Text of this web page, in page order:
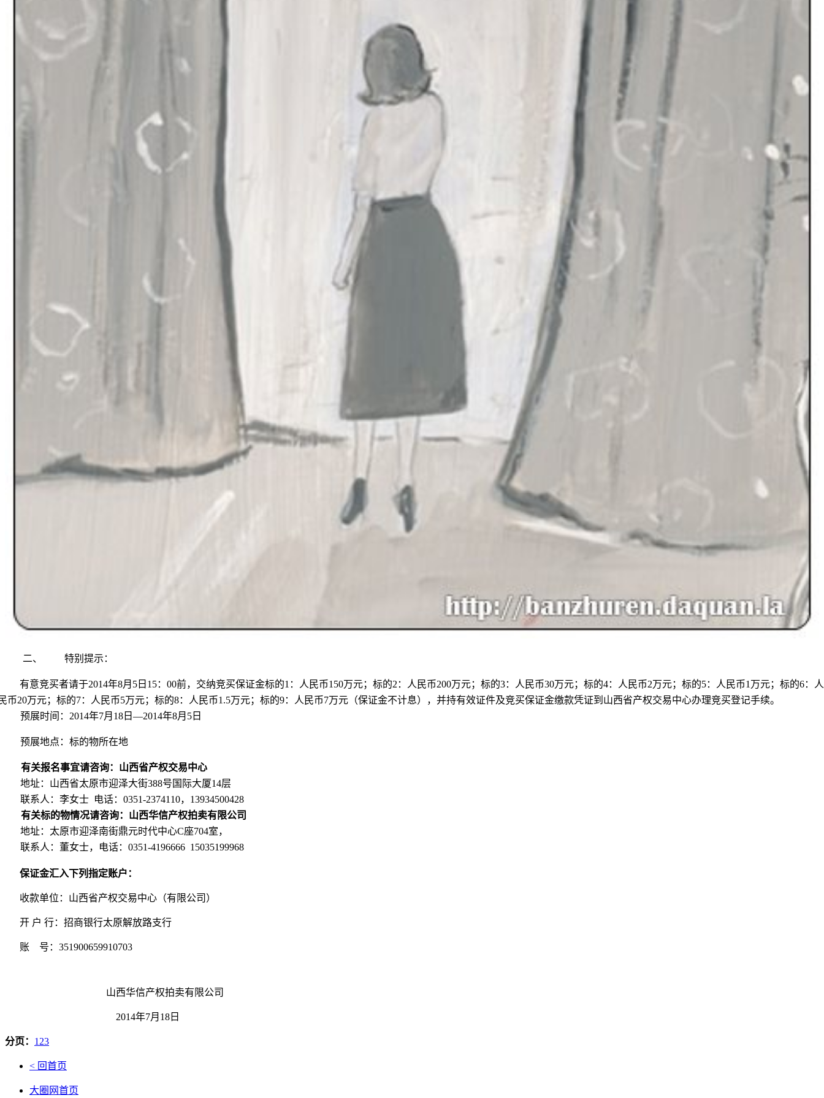
二、 特别提示：
有意竞买者请于2014年8月5日15：00前，交纳竞买保证金标的1：人民币150万元；标的2：人民币200万元；标的3：人民币30万元；标的4：人民币2万元；标的5：人民币1万元；标的6：人
币20万元；标的7：人民币5万元；标的8：人民币1.5万元；标的9：人民币7万元（保证金不计息），并持有效证件及竞买保证金缴款凭证到山西省产权交易中心办理竞买登记手续。
预展时间：2014年7月18日—2014年8月5日
预展地点：标的物所在地
有关报名事宜请咨询：山西省产权交易中心
地址：山西省太原市迎泽大街388号国际大厦14层
联系人：李女士 电话：0351-2374110，13934500428
有关标的物情况请咨询：山西华信产权拍卖有限公司
地址：太原市迎泽南街鼎元时代中心C座704室，
联系人：董女士，电话：0351-4196666 15035199968
保证金汇入下列指定账户：
收款单位：山西省产权交易中心（有限公司）
开 户 行：招商银行太原解放路支行
账 号：351900659910703
山西华信产权拍卖有限公司
2014年7月18日
分页： 1 23
< 回首页
大圈网首页